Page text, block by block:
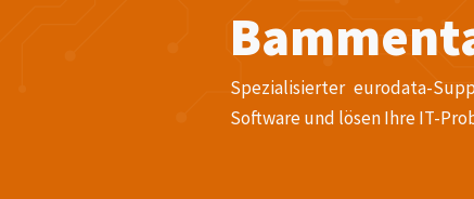
Spezialisierter eurodata-
Software und lösen Ihre IT-